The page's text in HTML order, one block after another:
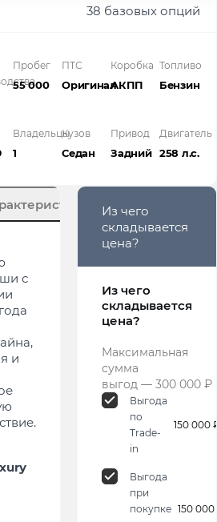
38 базовых опций
Пробег
55 000
ПТС
Оригинал
Коробка
АКПП
Топливо
Бензин
Владельцы
1
Кузов
Седан
Привод
Задний
Двигатель
258 л.с.
Описание
с
и
Из чего
складывается
цена?
Из чего
складывается
цена?
Максимальная
сумма
выгод — 300 000 ₽
Выгода
по
Trade-
in
150 000
Выгода
при
покупке 150